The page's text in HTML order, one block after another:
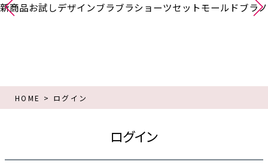
新商品お試しデザインブラブラショーツセットモールドブラ
HOME ログイン
ログイン